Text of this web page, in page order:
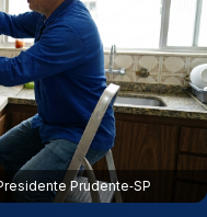
Prudente‑SP